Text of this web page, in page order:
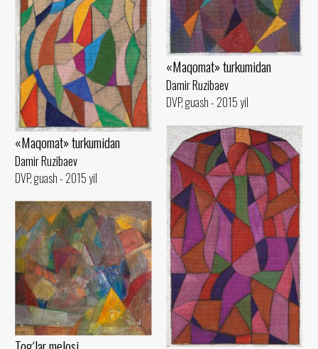
«Maqomat» turkumidan
Damir Ruzibaev
DVP, guash - 2015 yil
«Maqomat» turkumidan
Damir Ruzibaev
DVP, guash - 2015 yil